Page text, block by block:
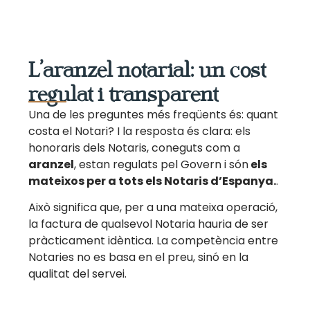
L’aranzel notarial: un cost
regulat i transparent
Una de les preguntes més freqüents és: quant
costa el Notari? I la resposta és clara: els
honoraris dels Notaris, coneguts com a
aranzel, estan regulats pel Govern i sónels
mateixos per a tots els Notaris d’Espanya..
Això significa que, per a una mateixa operació,
la factura de qualsevol Notaria hauria de ser
pràcticament idèntica. La competència entre
Notaries no es basa en el preu, sinó en la
qualitat del servei.